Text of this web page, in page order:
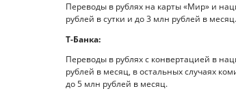
Переводы в рублях на карты «Мир» и
рублей в сутки и до 3 млн рублей в
Т-Банка:
Переводы в рублях с конвертацией в
рублей в месяц, в остальных случаях
до 5 млн рублей в месяц.